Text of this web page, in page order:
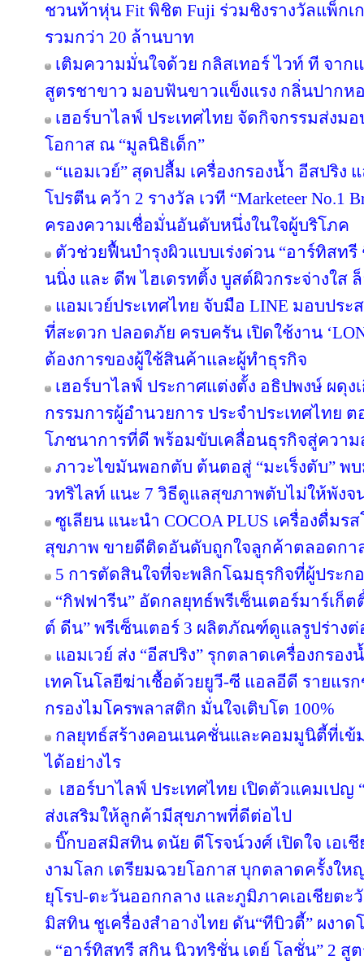
ชวนท้าหุ่น Fit พิชิต Fuji ร่วมชิงรางวัลแพ็กเ
รวมกว่า 20 ล้านบาท
เติมความมั่นใจด้วย กลิสเทอร์ ไวท์ ที จาก
สูตรชาขาว มอบฟันขาวแข็งแรง กลิ่นปากห
เฮอร์บาไลฟ์ ประเทศไทย จัดกิจกรรมส่ง
โอกาส ณ “มูลนิธิเด็ก”
“แอมเวย์” สุดปลื้ม เครื่องกรองน้ำ อีสปริง
โปรตีน คว้า 2 รางวัล เวที “Marketeer No.1
ครองความเชื่อมั่นอันดับหนึ่งในใจผู้บริโภค
ตัวช่วยฟื้นบำรุงผิวแบบเร่งด่วน “อาร์ทิสท
นนิ่ง และ ดีพ ไฮเดรทติ้ง บูสต์ผิวกระจ่างใส
แอมเวย์ประเทศไทย จับมือ LINE มอบปร
ที่สะดวก ปลอดภัย ครบครัน เปิดใช้งาน
ต้องการของผู้ใช้สินค้าและผู้ทำธุรกิจ
เฮอร์บาไลฟ์ ประกาศแต่งตั้ง อธิปพงษ์ ผดุง
กรรมการผู้อำนวยการ ประจำประเทศไทย
โภชนาการที่ดี พร้อมขับเคลื่อนธุรกิจสู่ความ
ภาวะไขมันพอกตับ ต้นตอสู่ “มะเร็งตับ” พ
วทริไลท์ แนะ 7 วิธีดูแลสุขภาพตับไม่ให้พังจ
ซูเลียน แนะนำ COCOA PLUS เครื่องดื่ม
สุขภาพ ขายดีติดอันดับถูกใจลูกค้าตลอดกา
5 การตัดสินใจที่จะพลิกโฉมธุรกิจที่ผู้ประ
“กิฟฟารีน” อัดกลยุทธ์พรีเซ็นเตอร์มาร์เก็
ต์ ดีน” พรีเซ็นเตอร์ 3 ผลิตภัณฑ์ดูแลรูปร่าง
แอมเวย์ ส่ง “อีสปริง” รุกตลาดเครื่องกรอ
เทคโนโลยีฆ่าเชื้อด้วยยูวี-ซี แอลอีดี รายแ
กรองไมโครพลาสติก มั่นใจเติบโต 100%
กลยุทธ์สร้างคอนเนคชั่นและคอมมูนิตี้ที่เข้
ได้อย่างไร
เฮอร์บาไลฟ์ ประเทศไทย เปิดตัวแคมเปญ
ส่งเสริมให้ลูกค้ามีสุขภาพที่ดีต่อไป
บิ๊กบอสมิสทิน ดนัย ดีโรจน์วงศ์ เปิดใจ เอเ
งามโลก เตรียมฉวยโอกาส บุกตลาดครั้งให
ยุโรป-ตะวันออกกลาง และภูมิภาคเอเชียตะ
มิสทิน ชูเครื่องสำอางไทย ดัน“ทีบิวตี้” ผงาด
“อาร์ทิสทรี สกิน นิวทริชั่น เดย์ โลชั่น” 2 สู